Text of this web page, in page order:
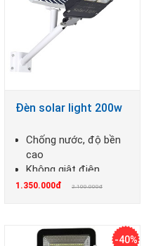
Đèn solar light 200w
Chống nước, độ bền
cao
Không giật điện,
không cháy nổ
1.350.000đ 2.100.000đ
-40%